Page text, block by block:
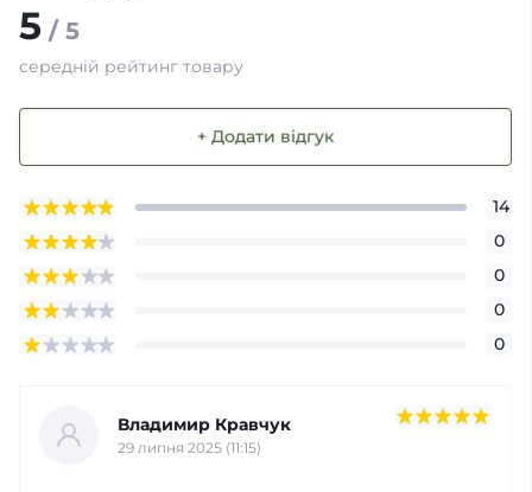
5 / 5
середній рейтинг товару
+ Додати відгук
14
0
0
0
0
Владимир Кравчук
29 липня 2025 (11:15)